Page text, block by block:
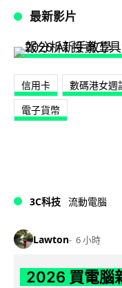
最新影片
信用卡 數碼港女週
電子貨幣
3C科技 流動電腦
Lawton 6 小時
2026 買電腦